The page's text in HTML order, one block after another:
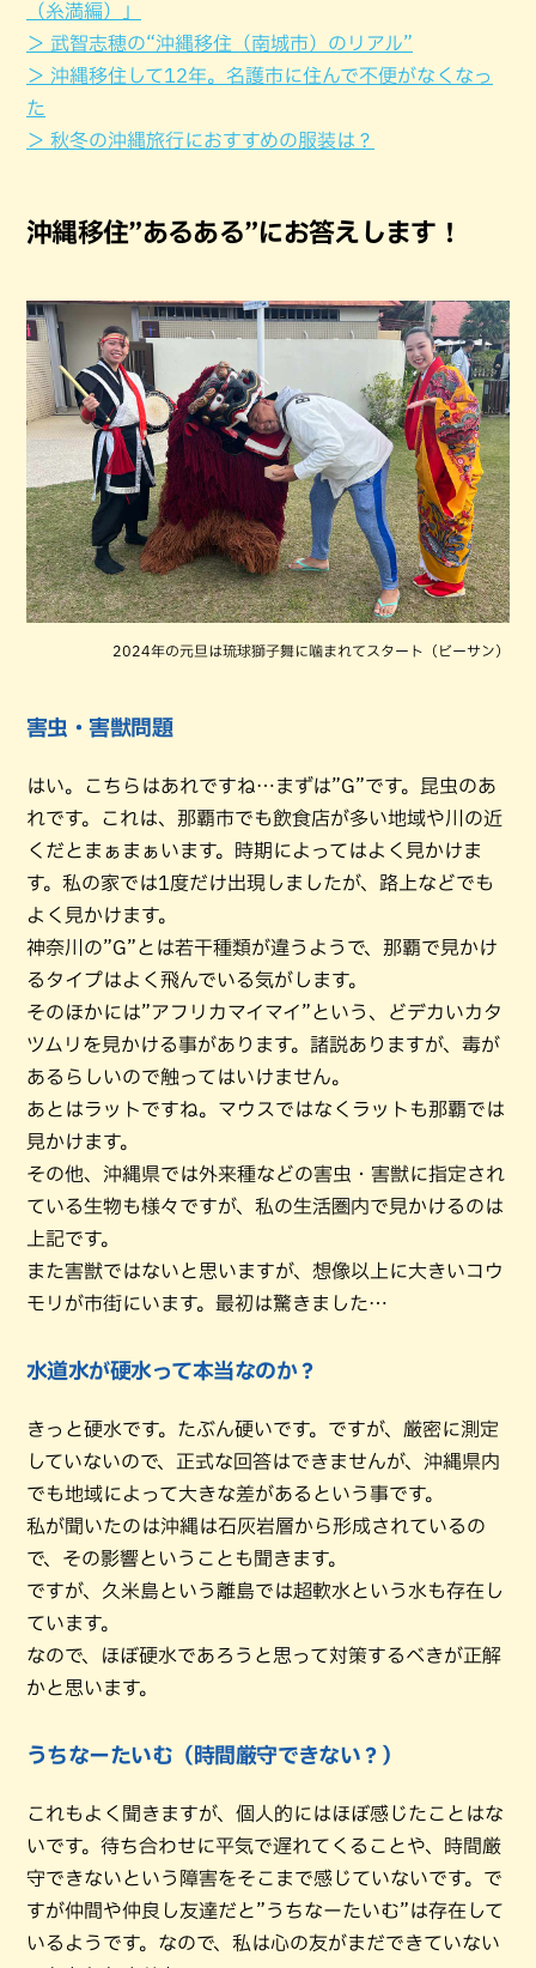
（糸満編）」
＞ 武智志穂の“沖縄移住（南城市）のリアル”
＞ 沖縄移住して12年。名護市に住んで不便がなくなっ
た
＞ 秋冬の沖縄旅行におすすめの服装は？
沖縄移住”あるある”にお答えします！
2024年の元旦は琉球獅子舞に噛まれてスタート（ビーサン）
害虫・害獣問題
はい。こちらはあれですね…まずは”G”です。昆虫のあ
れです。これは、那覇市でも飲食店が多い地域や川の近
くだとまぁまぁいます。時期によってはよく見かけま
す。私の家では1度だけ出現しましたが、路上などでも
よく見かけます。
神奈川の”G”とは若干種類が違うようで、那覇で見かけ
るタイプはよく飛んでいる気がします。
そのほかには”アフリカマイマイ”という、どデカいカタ
ツムリを見かける事があります。諸説ありますが、毒が
あるらしいので触ってはいけません。
あとはラットですね。マウスではなくラットも那覇では
見かけます。
その他、沖縄県では外来種などの害虫・害獣に指定され
ている生物も様々ですが、私の生活圏内で見かけるのは
上記です。
また害獣ではないと思いますが、想像以上に大きいコウ
モリが市街にいます。最初は驚きました…
水道水が硬水って本当なのか？
きっと硬水です。たぶん硬いです。ですが、厳密に測定
していないので、正式な回答はできませんが、沖縄県内
でも地域によって大きな差があるという事です。
私が聞いたのは沖縄は石灰岩層から形成されているの
で、その影響ということも聞きます。
ですが、久米島という離島では超軟水という水も存在し
ています。
なので、ほぼ硬水であろうと思って対策するべきが正解
かと思います。
うちなーたいむ（時間厳守できない？）
これもよく聞きますが、個人的にはほぼ感じたことはな
いです。待ち合わせに平気で遅れてくることや、時間厳
守できないという障害をそこまで感じていないです。で
すが仲間や仲良し友達だと”うちなーたいむ”は存在して
いるようです。なので、私は心の友がまだできていない